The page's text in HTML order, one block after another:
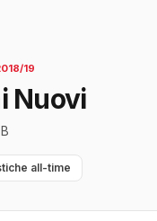
19
Nuovi
all-time